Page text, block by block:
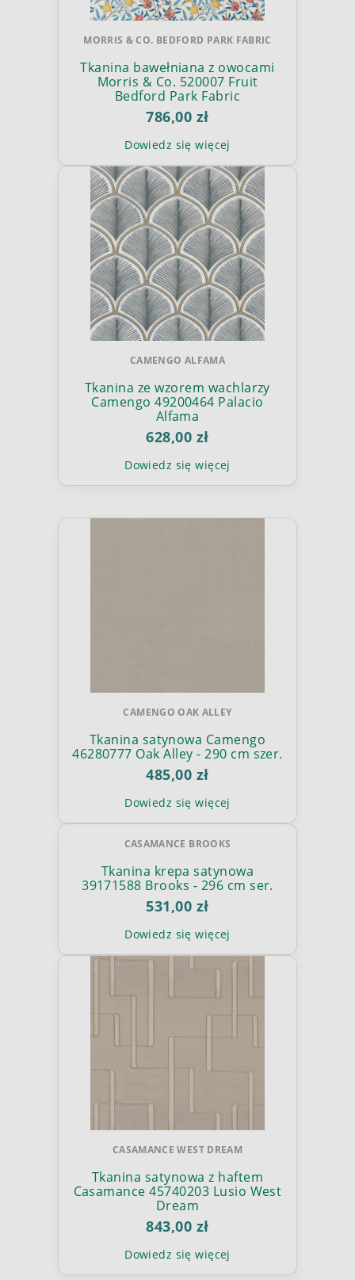
MORRIS & CO. BEDFORD PARK FABRIC
Tkanina bawełniana z owocami
Morris & Co. 520007 Fruit
Bedford Park Fabric
786,00 zł
Dowiedz się więcej
CAMENGO ALFAMA
Tkanina ze wzorem wachlarzy
Camengo 49200464 Palacio
Alfama
628,00 zł
Dowiedz się więcej
CAMENGO OAK ALLEY
Tkanina satynowa Camengo
46280777 Oak Alley - 290 cm szer.
485,00 zł
Dowiedz się więcej
CASAMANCE BROOKS
Tkanina krepa satynowa
39171588 Brooks - 296 cm ser.
531,00 zł
Dowiedz się więcej
CASAMANCE WEST DREAM
Tkanina satynowa z haftem
Casamance 45740203 Lusio West
Dream
843,00 zł
Dowiedz się więcej